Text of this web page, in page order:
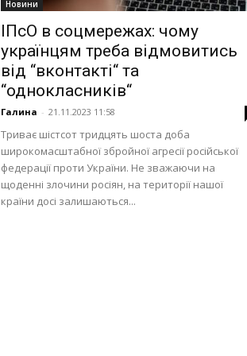
Новини
ІПсО в соцмережах: чому
українцям треба відмовитись
від “вконтакті“ та
“однокласників“
Галина - 21.11.2023 11:58
Триває шістсот тридцять шоста доба
широкомасштабної збройної агресії російської
федерації проти України. Не зважаючи на
щоденні злочини росіян, на території нашої
країни досі залишаються...